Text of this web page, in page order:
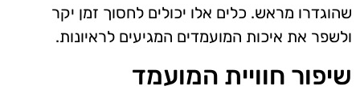
שהוגדרו מראש. כלים אלו יכולים לחסוך זמן יקר
ולשפר את איכות המועמדים המגיעים לראיונות.
שיפור חוויית המועמד